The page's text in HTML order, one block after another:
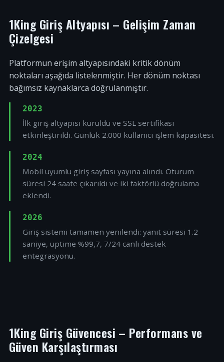
1King Giriş Altyapısı – Gelişim Zaman
Çizelgesi
Platformun erişim altyapısındaki kritik dönüm
noktaları aşağıda listelenmiştir. Her dönüm noktası
bağımsız kaynaklarca doğrulanmıştır.
2023
İlk giriş altyapısı kuruldu ve SSL sertifikası
etkinleştirildi. Günlük 2.000 kullanıcı işlem kapasitesi.
2024
Mobil uyumlu giriş sayfası yayına alındı. Oturum
süresi 24 saate çıkarıldı ve iki faktörlü doğrulama
eklendi.
2026
Giriş sistemi tamamen yenilendi: yanıt süresi 1.2
saniye, uptime %99,7, 7/24 canlı destek
entegrasyonu.
1King Giriş Güvencesi – Performans ve
Güven Karşılaştırması